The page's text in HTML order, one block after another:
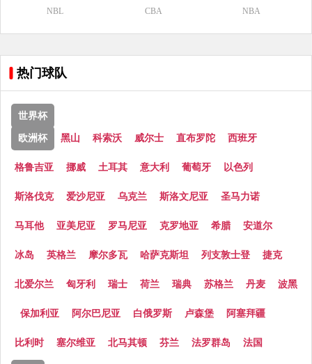
NBL CBA NBA
热门球队
世界杯
欧洲杯 黑山 科索沃 威尔士 直布罗陀 西班牙
格鲁吉亚 挪威 土耳其 意大利 葡萄牙 以色列
斯洛伐克 爱沙尼亚 乌克兰 斯洛文尼亚 圣马力诺
马耳他 亚美尼亚 罗马尼亚 克罗地亚 希腊 安道尔
冰岛 英格兰 摩尔多瓦 哈萨克斯坦 列支敦士登 捷克
北爱尔兰 匈牙利 瑞士 荷兰 瑞典 苏格兰 丹麦 波黑
保加利亚 阿尔巴尼亚 白俄罗斯 卢森堡 阿塞拜疆
比利时 塞尔维亚 北马其顿 芬兰 法罗群岛 法国